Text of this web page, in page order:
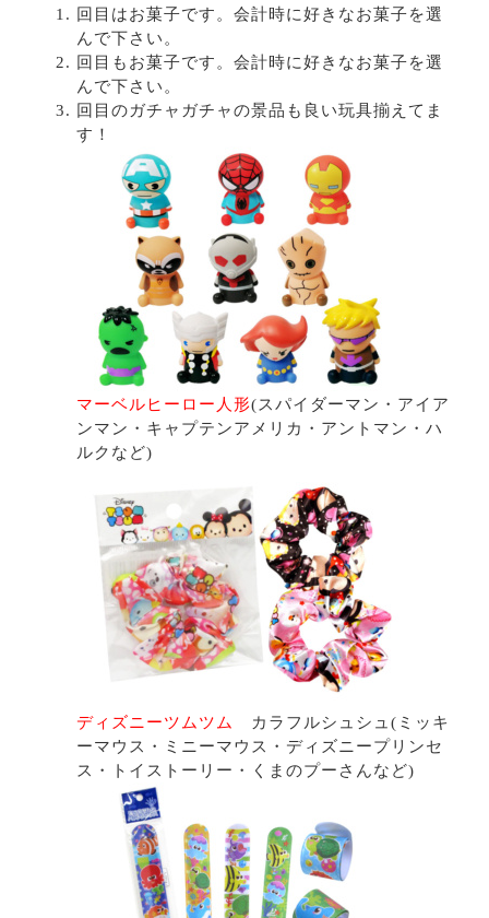
回目はお菓子です。会計時に好きなお菓子を選
んで下さい。
回目もお菓子です。会計時に好きなお菓子を選
んで下さい。
回目のガチャガチャの景品も良い玩具揃えてま
す！
マーベルヒーロー人形(スパイダーマン・アイア
ンマン・キャプテンアメリカ・アントマン・ハ
ルクなど)
ディズニーツムツム
カラフルシュシュ(ミッキ
ーマウス・ミニーマウス・ディズニープリンセ
ス・トイストーリー・くまのプーさんなど)